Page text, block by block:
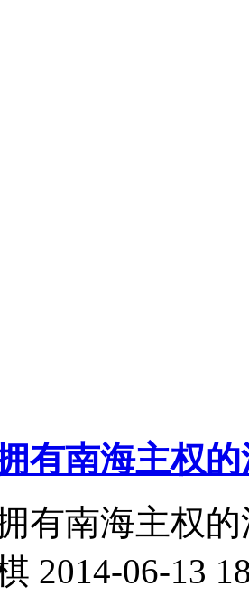
有南海主权
有南海主权
2014-06-13